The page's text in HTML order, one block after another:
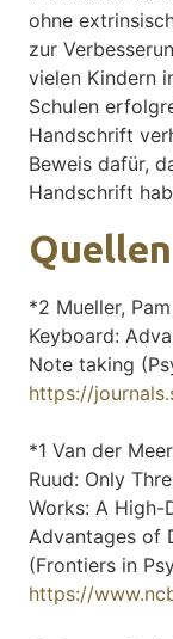
ohne
zur
vielen Kindern
Schulen
Handschrift
Beweis dafür,
Handschrift
Quellen
*2 Mueller,
Keyboard:
Note taking
https://
*1 Van der
Ruud: Only
Works: A High-
Advantages of
(Frontiers in
https://